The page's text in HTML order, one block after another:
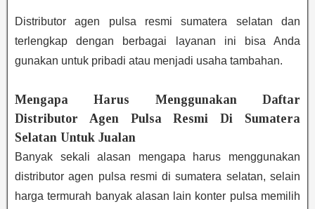
Distributor agen pulsa resmi sumatera selatan dan
terlengkap dengan berbagai layanan ini bisa Anda
gunakan untuk pribadi atau menjadi usaha tambahan.
Mengapa Harus Menggunakan Daftar
Distributor Agen Pulsa Resmi Di Sumatera
Selatan Untuk Jualan
Banyak sekali alasan mengapa harus menggunakan
distributor agen pulsa resmi di sumatera selatan, selain
harga termurah banyak alasan lain konter pulsa memilih